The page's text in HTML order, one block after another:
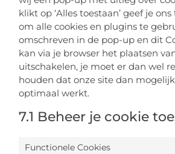
klikt op ‘Alles toestaan’ geef je
om alle cookies en plugins te
omschreven in de pop-up en dit
kan via je browser het plaatsen
uitschakelen, je moet er dan wel
houden dat onze site dan
optimaal werkt.
7.1 Beheer je cookie
Functionele Cookies